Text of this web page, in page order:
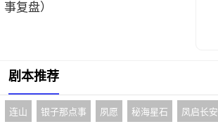
事复盘）
剧本推荐
连山 银子那点事 夙愿 秘海星石 凤启长安